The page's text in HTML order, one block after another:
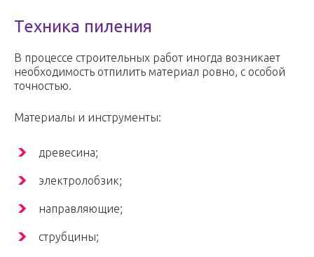
Техника пиления
В процессе строительных работ иногда возникает
необходимость отпилить материал ровно, с особой
точностью.
Материалы и инструменты:
древесина;
электролобзик;
направляющие;
струбцины;